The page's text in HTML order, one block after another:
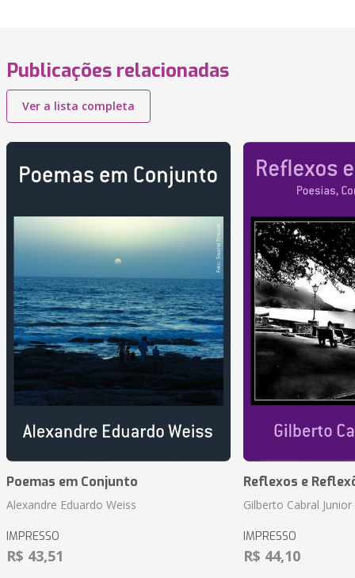
Publicações relacionadas
Ver a lista completa
Poemas em Conjunto
Alexandre Eduardo Weiss
IMPRESSO
R$ 43,51
Reflexos e
Gilberto Cabral Junior
IMPRESSO
R$ 44,10